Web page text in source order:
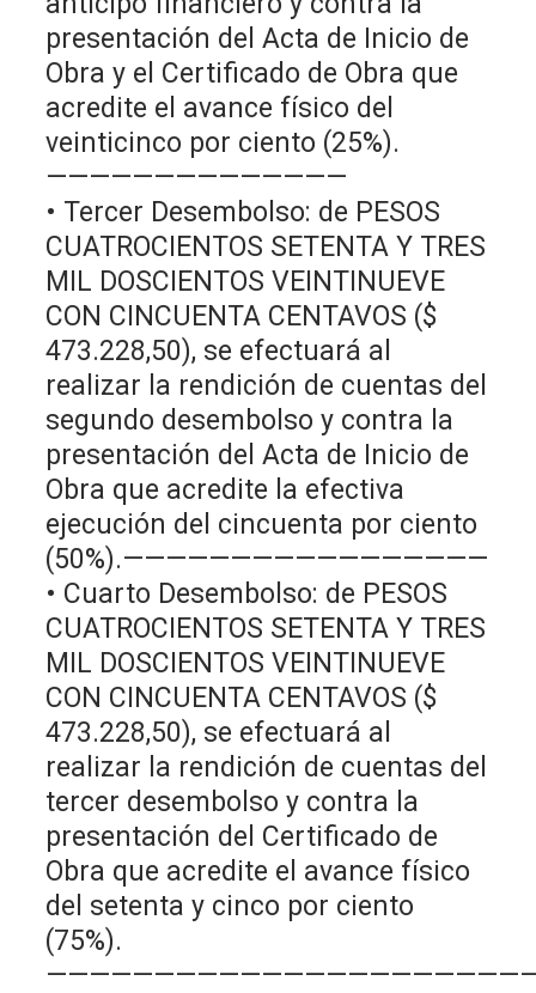
presentación del Acta de Inicio de
Obra y el Certificado de Obra que
acredite el avance físico del
veinticinco por ciento (25%).
——————————————
• Tercer Desembolso: de PESOS
CUATROCIENTOS SETENTA Y TRES
MIL DOSCIENTOS VEINTINUEVE
CON CINCUENTA CENTAVOS ($
473.228,50), se efectuará al
realizar la rendición de cuentas del
segundo desembolso y contra la
presentación del Acta de Inicio de
Obra que acredite la efectiva
ejecución del cincuenta por ciento
(50%).—————————————————
• Cuarto Desembolso: de PESOS
CUATROCIENTOS SETENTA Y TRES
MIL DOSCIENTOS VEINTINUEVE
CON CINCUENTA CENTAVOS ($
473.228,50), se efectuará al
realizar la rendición de cuentas del
tercer desembolso y contra la
presentación del Certificado de
Obra que acredite el avance físico
del setenta y cinco por ciento
(75%).